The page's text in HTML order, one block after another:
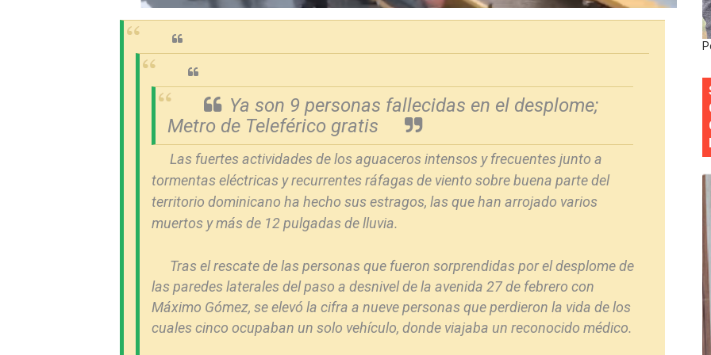
Lee Ballester a los que se forman como agentes “Todo el equipo de la DGM debe
Operativo Interinstitucional “Compromiso Ambiental 2.0”
Trabajadores de la prensa y Obispado de la Provincia Santo Domingo Acuerdan
Ministerio de Cultura anuncia ganadores de Premios Anuales de Literatura 2026 y el
Más de 180 dirigentes sindicales de las Américas se reúnen en República
Ya son 9 personas fallecidas en el desplome;
Metro de Teleférico gratis
Las fuertes actividades de los aguaceros intensos y frecuentes junto a
tormentas eléctricas y recurrentes ráfagas de viento sobre buena parte del
territorio dominicano ha hecho sus estragos, las que han arrojado varios
muertos y más de 12 pulgadas de lluvia.
Tras el rescate de las personas que fueron sorprendidas por el desplome de
las paredes laterales del paso a desnivel de la avenida 27 de febrero con
Máximo Gómez, se elevó la cifra a nueve personas que perdieron la vida de los
cuales cinco ocupaban un solo vehículo, donde viajaba un reconocido médico.